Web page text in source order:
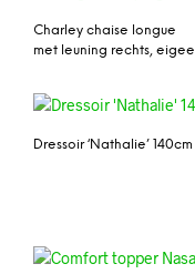
Charley chaise longue
met leuning rechts, eigeel
Dressoir ‘Nathalie’ 140cm